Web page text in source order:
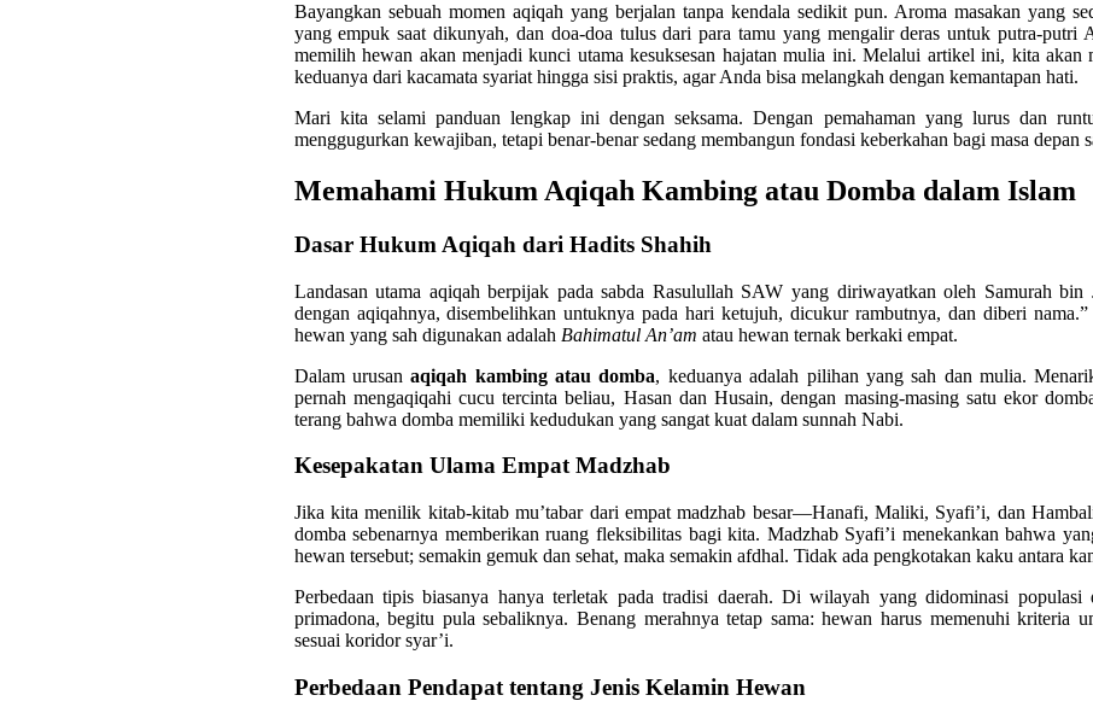
Bayangkan sebuah momen aqiqah yang berjalan tanpa kendala sedikit pun. Aroma masakan yang
yang empuk saat dikunyah, dan doa-doa tulus dari para tamu yang mengalir deras untuk putra-putri
memilih hewan akan menjadi kunci utama kesuksesan hajatan mulia ini. Melalui artikel ini, kita akan
keduanya dari kacamata syariat hingga sisi praktis, agar Anda bisa melangkah dengan kemantapan hati.
Mari kita selami panduan lengkap ini dengan seksama. Dengan pemahaman yang lurus dan
menggugurkan kewajiban, tetapi benar-benar sedang membangun fondasi keberkahan bagi masa depan
Memahami Hukum Aqiqah Kambing atau Domba dalam Islam
Dasar Hukum Aqiqah dari Hadits Shahih
Landasan utama aqiqah berpijak pada sabda Rasulullah SAW yang diriwayatkan oleh Samurah bin
dengan aqiqahnya, disembelihkan untuknya pada hari ketujuh, dicukur rambutnya, dan diberi nama.”
hewan yang sah digunakan adalah Bahimatul An’am atau hewan ternak berkaki empat.
Dalam urusanaqiqah kambing atau domba, keduanya adalah pilihan yang sah dan mulia.
pernah mengaqiqahi cucu tercinta beliau, Hasan dan Husain, dengan masing-masing satu ekor
terang bahwa domba memiliki kedudukan yang sangat kuat dalam sunnah Nabi.
Kesepakatan Ulama Empat Madzhab
Jika kita menilik kitab-kitab mu’tabar dari empat madzhab besar—Hanafi, Maliki, Syafi’i, dan
domba sebenarnya memberikan ruang fleksibilitas bagi kita. Madzhab Syafi’i menekankan bahwa
hewan tersebut; semakin gemuk dan sehat, maka semakin afdhal. Tidak ada pengkotakan kaku antara
Perbedaan tipis biasanya hanya terletak pada tradisi daerah. Di wilayah yang didominasi populasi
primadona, begitu pula sebaliknya. Benang merahnya tetap sama: hewan harus memenuhi kriteria
sesuai koridor syar’i.
Perbedaan Pendapat tentang Jenis Kelamin Hewan